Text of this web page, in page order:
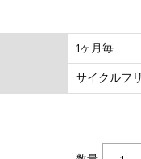
1ヶ月毎
サイクルフ